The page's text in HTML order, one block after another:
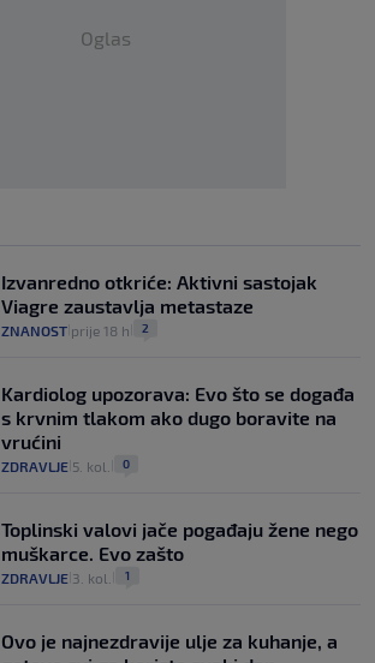
Oglas
Izvanredno otkriće: Aktivni sastojak
Viagre zaustavlja metastaze
ZNANOST prije 18 h 2
Kardiolog upozorava: Evo što se događa
s krvnim tlakom ako dugo boravite na
vrućini
ZDRAVLJE 5. kol. 0
Toplinski valovi jače pogađaju žene nego
muškarce. Evo zašto
ZDRAVLJE 3. kol. 1
Ovo je najnezdravije ulje za kuhanje, a